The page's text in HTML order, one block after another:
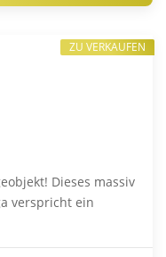
Dieses massiv
verspricht ein
ZU VERKAUFEN